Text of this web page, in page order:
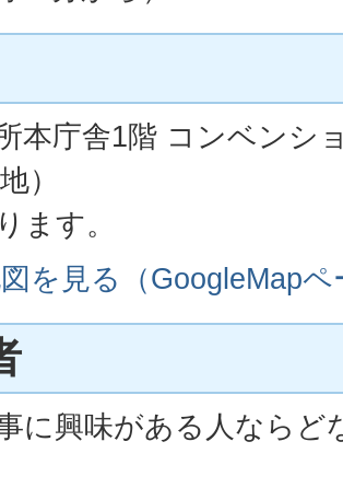
本庁舎1階 コンベンシ
）
ます。
を見る（GoogleMapペ
に興味がある人ならど